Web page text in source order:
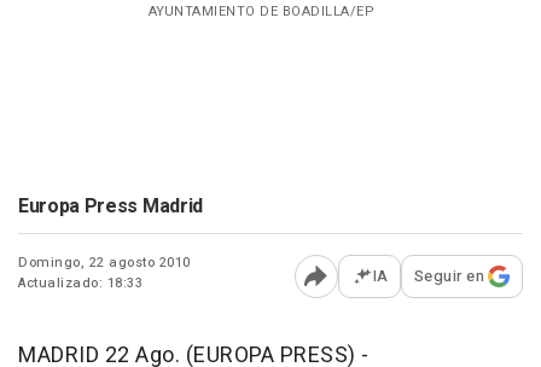
AYUNTAMIENTO DE BOADILLA/EP
Europa Press Madrid
Domingo, 22 agosto 2010
Actualizado: 18:33
Abrir opciones para
IA Seguir en
MADRID 22 Ago. (EUROPA PRESS) -